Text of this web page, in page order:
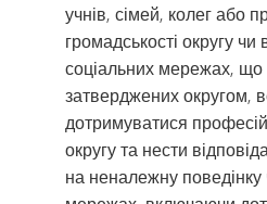
учнів, сімей, колег або
громадськості округу
соціальних мережах,
затверджених округом,
дотримуватися
округу та нести
на неналежну поведінку